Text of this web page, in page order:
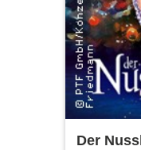
Der